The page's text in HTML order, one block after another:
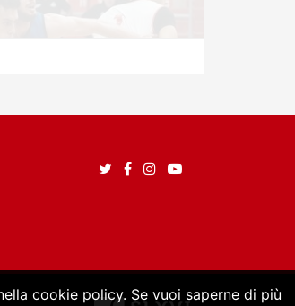
cookie policy. Se vuoi saperne di più